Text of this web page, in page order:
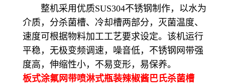
整机采用优质SUS304不锈钢制作，以水为
介质，分杀菌槽、冷却槽两部分，灭菌温度、
速度可根据物料加工工艺要求设定。该机运行
平稳，无极变频调速，噪音低，不锈钢网带强
度高，伸缩性小，不易变形，易保养。
板式涂氟网带喷淋式瓶装辣椒酱巴氏杀菌槽